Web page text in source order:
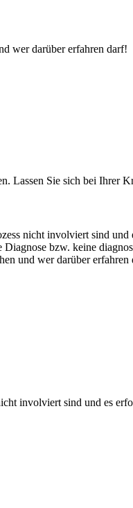
wer darüber erfahren darf!
Lassen Sie sich bei Ihrer
nicht involviert sind
bzw. keine
und wer darüber erfahren
involviert sind und es